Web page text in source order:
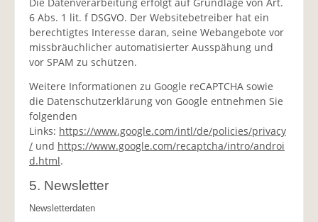
Die Datenverarbeitung erfolgt auf Grundlage von Art.
6 Abs. 1 lit. f DSGVO. Der Websitebetreiber hat ein
berechtigtes Interesse daran, seine Webangebote vor
missbräuchlicher automatisierter Ausspähung und
vor SPAM zu schützen.
Weitere Informationen zu Google reCAPTCHA sowie
die Datenschutzerklärung von Google entnehmen Sie
folgenden
Links: https://www.google.com/intl/de/policies/privacy
/ und https://www.google.com/recaptcha/intro/androi
d.html.
5. Newsletter
Newsletterdaten